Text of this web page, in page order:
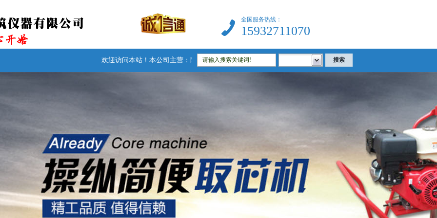
全国服务热线：
15932711070
欢迎访问本站！本公司主营：防水卷材检测仪器|建筑试验仪器|公路试验仪器|土工试验仪器|沥青试验仪器|混凝土